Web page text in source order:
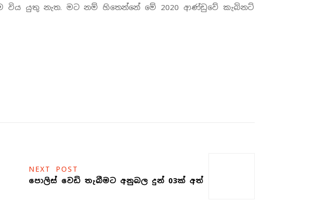
විය යුතු නැත. මට නම් හිතෙන්නේ මේ 2020 ආණ්ඩුවේ කැබිනට්
NEXT POST
පොලිස් වෙඩි තැබීමට අනුබල දුන් 03ක් අත්